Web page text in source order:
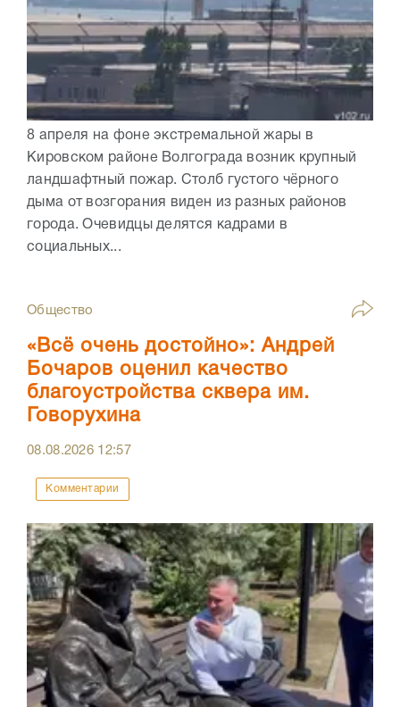
8 апреля на фоне экстремальной жары в
Кировском районе Волгограда возник крупный
ландшафтный пожар. Столб густого чёрного
дыма от возгорания виден из разных районов
города. Очевидцы делятся кадрами в
социальных...
Общество
«Всё очень достойно»: Андрей
Бочаров оценил качество
благоустройства сквера им.
Говорухина
08.08.2026 12:57
Комментарии